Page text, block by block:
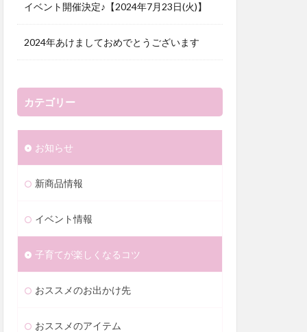
イベント開催決定♪【2024年7月23日(火)】
2024年あけましておめでとうございます
カテゴリー
お知らせ
新商品情報
イベント情報
子育てが楽しくなるコツ
おススメのお出かけ先
おススメのアイテム